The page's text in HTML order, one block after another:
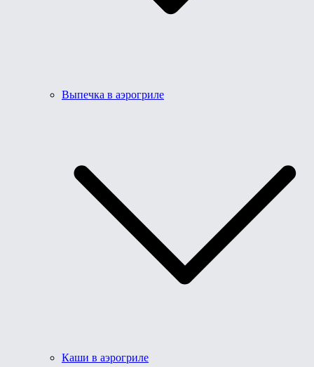
Выпечка в аэрогриле
Каши в аэрогриле